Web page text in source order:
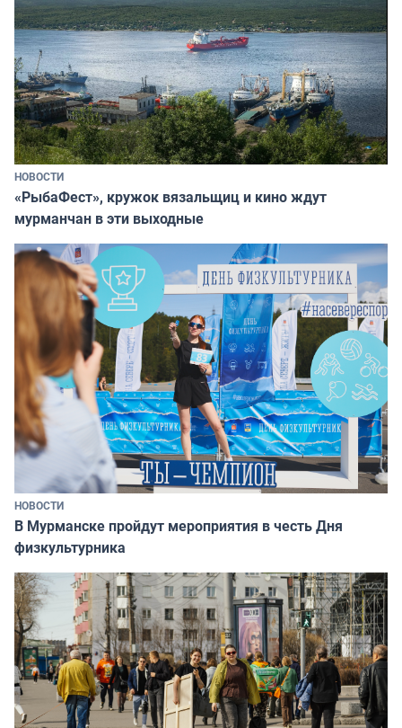
НОВОСТИ
«РыбаФест», кружок вязальщиц и кино ждут
мурманчан в эти выходные
НОВОСТИ
В Мурманске пройдут мероприятия в честь Дня
физкультурника